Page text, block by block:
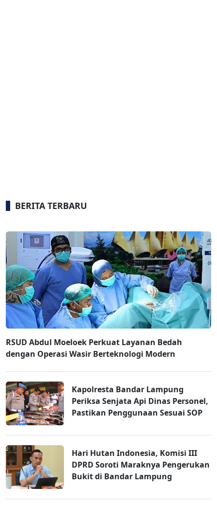
BERITA TERBARU
RSUD Abdul Moeloek Perkuat Layanan Bedah
dengan Operasi Wasir Berteknologi Modern
Kapolresta Bandar Lampung
Periksa Senjata Api Dinas Personel,
Pastikan Penggunaan Sesuai SOP
Hari Hutan Indonesia, Komisi III
DPRD Soroti Maraknya Pengerukan
Bukit di Bandar Lampung